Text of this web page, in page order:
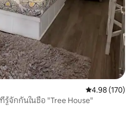
คะแนนเฉลี่ย
4.98 (170)
รู้จักกันในชื่อ "Tree House"